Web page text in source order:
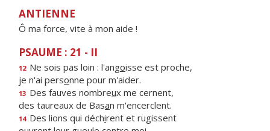
ANTIENNE
Ô ma force, vite à mon aide !
PSAUME : 21 - II
12 Ne sois pas loin : l'angoisse est proche,
je n'ai personne pour m'aider.
13 Des fauves nombreux me cernent,
des taureaux de Basan m'encerclent.
14 Des lions qui déchirent et rugissent